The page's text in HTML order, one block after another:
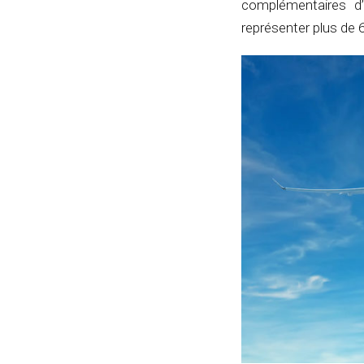
complémentaires
représenter plus de